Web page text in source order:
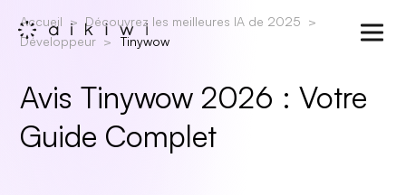
Accueil
Découvrez les meilleures IA de 2025
Développeur
Tinywow
Avis Tinywow 2026 : Votre
Guide Complet